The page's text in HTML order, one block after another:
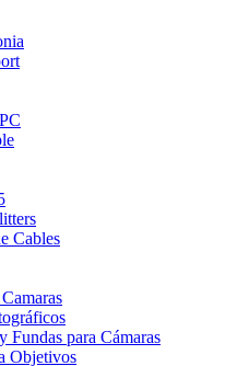
Cables
Fundas para Cámaras
Objetivos